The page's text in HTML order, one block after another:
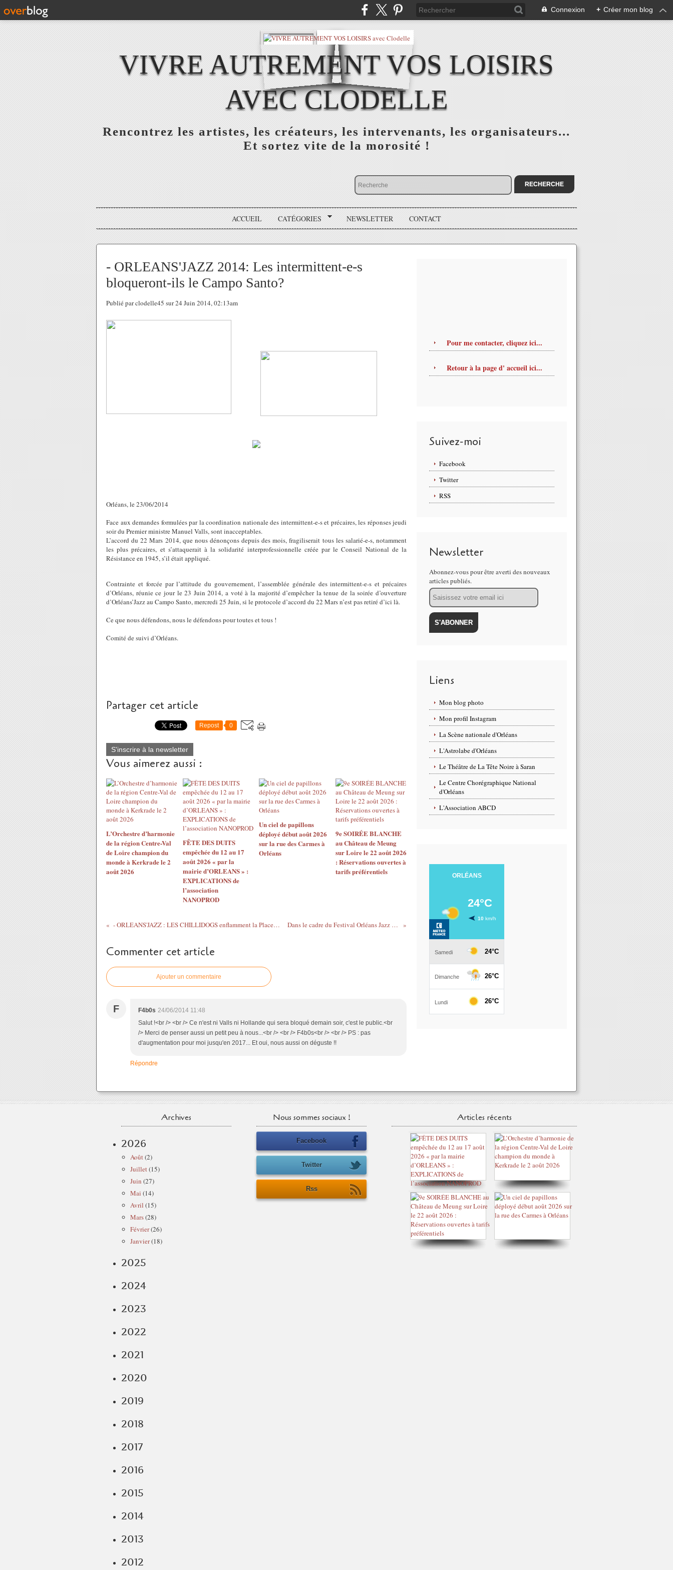
Connexion + Créer mon blog
VIVRE AUTREMENT VOS LOISIRS
AVEC CLODELLE
Rencontrez les artistes, les créateurs, les intervenants, les organisateurs...
Et sortez vite de la morosité !
ACCUEIL CATÉGORIES NEWSLETTER CONTACT
- ORLEANS'JAZZ 2014: Les intermittent-e-s
bloqueront-ils le Campo Santo?
Publié par clodelle45 sur 24 Juin 2014, 02:13am
Orléans, le 23/06/2014
Face aux demandes formulées par la coordination nationale des intermittent-e-s et précaires, les réponses jeudi
soir du Premier ministre Manuel Valls, sont inacceptables.
L’accord du 22 Mars 2014, que nous dénonçons depuis des mois, fragiliserait tous les salarié-e-s, notamment
les plus précaires, et s’attaquerait à la solidarité interprofessionnelle créée par le Conseil National de la
Résistance en 1945, s’il était appliqué.
Contrainte et forcée par l’attitude du gouvernement, l’assemblée générale des intermittent-e-s et précaires
d’Orléans, réunie ce jour le 23 Juin 2014, a voté à la majorité d’empêcher la tenue de la soirée d’ouverture
d’Orléans’Jazz au Campo Santo, mercredi 25 Juin, si le protocole d’accord du 22 Mars n’est pas retiré d’ici là.
Ce que nous défendons, nous le défendons pour toutes et tous !
Comité de suivi d’Orléans.
Partager cet article
Repost 0
S'inscrire à la newsletter
Vous aimerez aussi :
L’Orchestre d’harmonie
de la région Centre-Val
de Loire champion du
monde à Kerkrade le 2
août 2026
FÊTE DES DUITS
empêchée du 12 au 17
août 2026 « par la
mairie d’ORLEANS » :
EXPLICATIONS de
l’association
NANOPROD
Un ciel de papillons
déployé début août 2026
sur la rue des Carmes à
Orléans
9e SOIRÉE BLANCHE
au Château de Meung
sur Loire le 22 août 2026
: Réservations ouvertes à
tarifs préférentiels
- ORLEANS'JAZZ : LES CHILLIDOGS enflamment la Place de la Loire Dans le cadre du Festival Orléans Jazz sur une...
Commenter cet article
Ajouter un commentaire
F F4b0s 24/06/2014 11:48
Salut !<br /> <br /> Ce n'est ni Valls ni Hollande qui sera bloqué demain soir, c'est le public.<br
/> Merci de penser aussi un petit peu à nous...<br /> <br /> F4b0s<br /> <br /> PS : pas
d'augmentation pour moi jusqu'en 2017... Et oui, nous aussi on déguste !!
Répondre
Pour me contacter, cliquez ici...
Retour à la page d' accueil ici...
Suivez-moi
Facebook
Twitter
RSS
Newsletter
Abonnez-vous pour être averti des nouveaux
articles publiés.
Email
Liens
Mon blog photo
Mon profil Instagram
La Scène nationale d'Orléans
L'Astrolabe d'Orléans
Le Théâtre de La Tête Noire à Saran
Le Centre Chorégraphique National
d'Orléans
L'Association ABCD
Archives
2026
Août(2)
Juillet(15)
Juin (27)
Mai (14)
Avril (15)
Mars(28)
Février(26)
Janvier(18)
2025
2024
2023
2022
2021
2020
2019
2018
2017
2016
2015
2014
2013
2012
Nous sommes sociaux !
Facebook
Twitter
Rss
Articles récents